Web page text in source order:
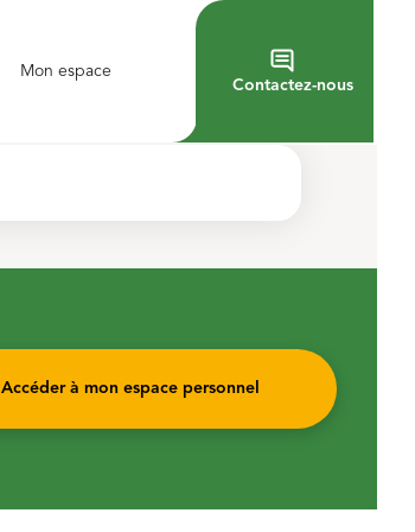
Mon espace
Contactez-nous
Accéder à mon espace personnel